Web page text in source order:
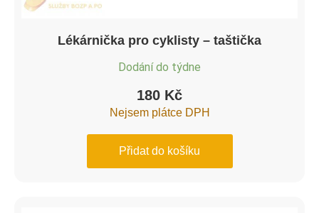
Lékárnička pro cyklisty – taštička
Dodání do týdne
180 Kč
Nejsem plátce DPH
Přidat do košíku